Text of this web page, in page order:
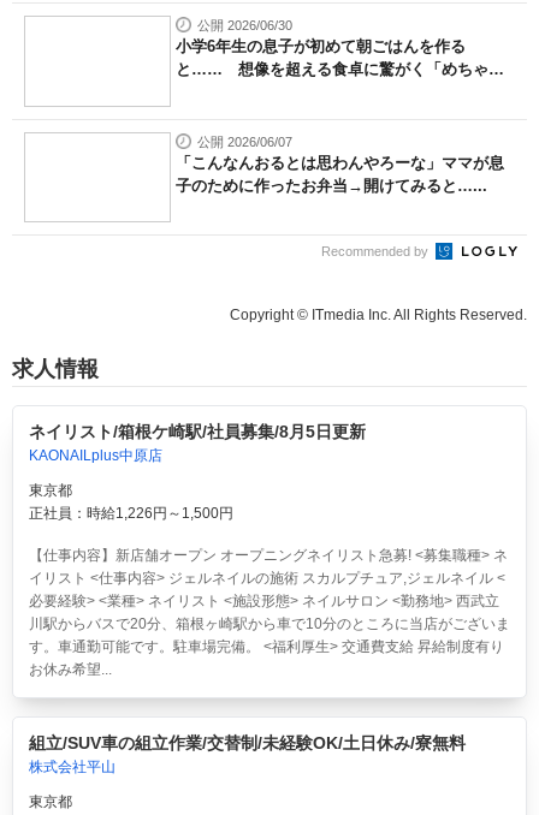
公開 2026/06/30
小学6年生の息子が初めて朝ごはんを作る
と…… 想像を超える食卓に驚がく「めちゃ
公開 2026/06/07
「こんなんおるとは思わんやろーな」ママが息
子のために作ったお弁当→開けてみると…...
Recommended by
Copyright © ITmedia Inc. All Rights Reserved.
求人情報
ネイリスト/箱根ケ崎駅/社員募集/8月5日更新
KAONAILplus中原店
東京都
正社員：時給1,226円～1,500円
【仕事内容】新店舗オープン オープニングネイリスト急募! <募集職種> ネ
イリスト <仕事内容> ジェルネイルの施術 スカルプチュア,ジェルネイル <
必要経験> <業種> ネイリスト <施設形態> ネイルサロン <勤務地> 西武立
川駅からバスで20分、箱根ヶ崎駅から車で10分のところに当店がございま
す。車通勤可能です。駐車場完備。 <福利厚生> 交通費支給 昇給制度有り
お休み希望...
組立/SUV車の組立作業/交替制/未経験OK/土日休み/寮無料
株式会社平山
東京都